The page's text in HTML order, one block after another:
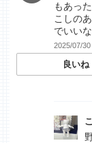
もあっ
こしの
でいい
2025/07/
良いね